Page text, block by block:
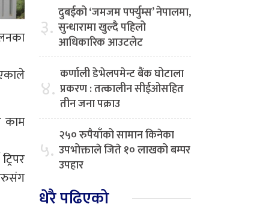
काम
३. दुबईको ‘जमजम पर्फ्युम्स’ नेपालमा,
सुन्धारामा खुल्दै पहिलो
आधिकारिक आउटलेट
४. कर्णाली डेभेलपमेन्ट बैंक घोटाला
प्रकरण : तत्कालीन सीईओसहित
तीन जना पक्राउ
५. २५० रुपैयाँको सामान किनेका
उपभोक्ताले जिते १० लाखको बम्पर
उपहार
धेरै पढिएको